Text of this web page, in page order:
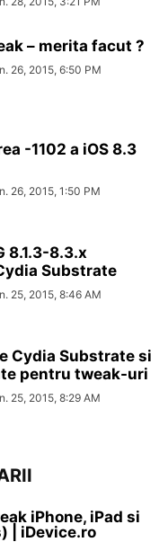
– merita facut ?
26, 2015, 6:50 PM
-1102 a iOS 8.3
26, 2015, 1:50 PM
8.1.3-8.3.x
Substrate
25, 2015, 8:46 AM
Cydia Substrate si
pentru tweak-uri
25, 2015, 8:29 AM
iPhone, iPad si
| iDevice.ro